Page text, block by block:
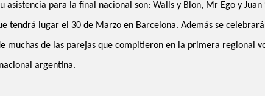
asistencia para la final nacional son: Walls y Blon, Mr Ego y Juan
tendrá lugar el 30 de Marzo en Barcelona. Además se
muchas de las parejas que compitieron en la primera regional
argentina.